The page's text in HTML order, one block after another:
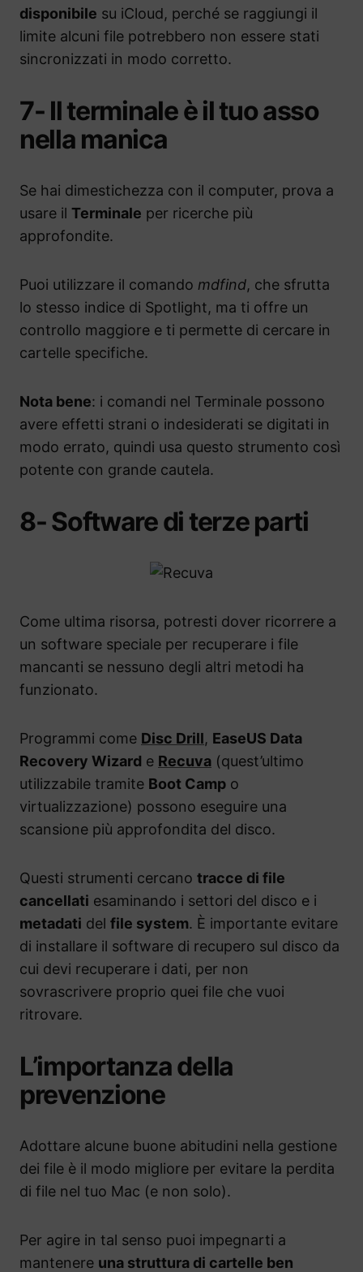
disponibile su iCloud, perché se raggiungi il
limite alcuni file potrebbero non essere stati
sincronizzati in modo corretto.
7- Il terminale è il tuo asso
nella manica
Se hai dimestichezza con il computer, prova a
usare il Terminale per ricerche più
approfondite.
Puoi utilizzare il comando mdfind, che sfrutta
lo stesso indice di Spotlight, ma ti offre un
controllo maggiore e ti permette di cercare in
cartelle specifiche.
Nota bene: i comandi nel Terminale possono
avere effetti strani o indesiderati se digitati in
modo errato, quindi usa questo strumento così
potente con grande cautela.
8- Software di terze parti
Come ultima risorsa, potresti dover ricorrere a
un software speciale per recuperare i file
mancanti se nessuno degli altri metodi ha
funzionato.
Programmi come Disc Drill, EaseUS Data
Recovery Wizard e Recuva (quest’ultimo
utilizzabile tramite Boot Camp o
virtualizzazione) possono eseguire una
scansione più approfondita del disco.
Questi strumenti cercano tracce di file
cancellati esaminando i settori del disco e i
metadati del file system. È importante evitare
di installare il software di recupero sul disco da
cui devi recuperare i dati, per non
sovrascrivere proprio quei file che vuoi
ritrovare.
L’importanza della
prevenzione
Adottare alcune buone abitudini nella gestione
dei file è il modo migliore per evitare la perdita
di file nel tuo Mac (e non solo).
Per agire in tal senso puoi impegnarti a
mantenere una struttura di cartelle ben